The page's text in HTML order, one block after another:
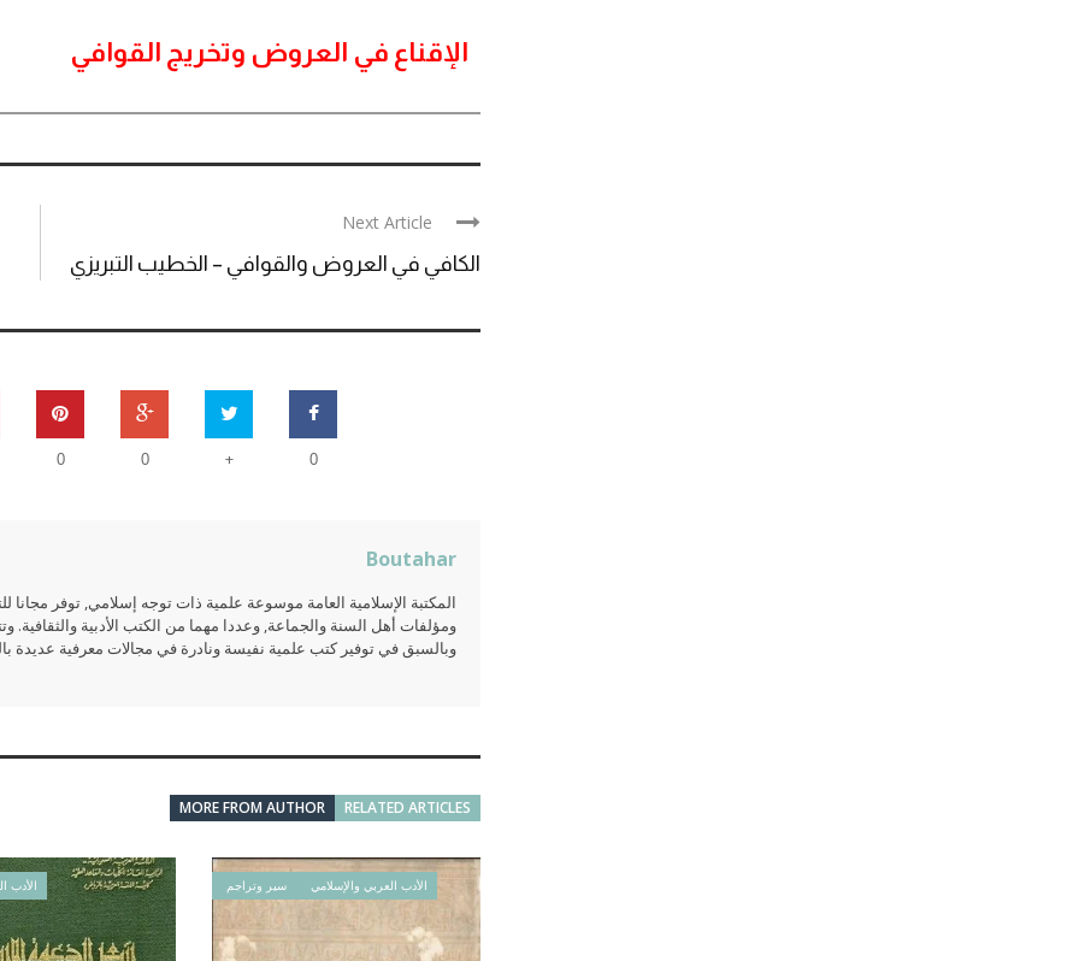
الإقناع في العروض وتخريج القوافي
Next Article
الكافي في العروض والقوافي – الخطيب التبريزي
0
+
0
0
Boutahar
المكتبة الإسلامية العامة موسوعة علمية ذات توجه إسلامي, توفر
ومؤلفات أهل السنة والجماعة, وعددا مهما من الكتب الأدبية والثقافية.
وبالسبق في توفير كتب علمية نفيسة ونادرة في مجالات معرفية عديدة
RELATED ARTICLES
MORE FROM AUTHOR
الأدب الأدب العربي والإسلامي سير وتراجم